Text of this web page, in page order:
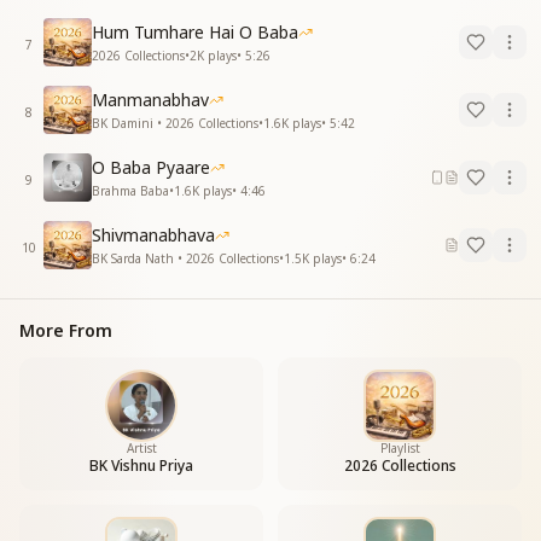
यही बहार है दुनिया को भूल जाने की,
प्रभु से मधुर-मधुर मिलन मनाने की।
7
Hum Tumhare Hai O Baba
2026 Collections•2K plays• 5:26
8
Manmanabhav
BK Damini • 2026 Collections•1.6K plays• 5:42
9
O Baba Pyaare
Brahma Baba•1.6K plays• 4:46
10
Shivmanabhava
BK Sarda Nath • 2026 Collections•1.5K plays• 6:24
More From
Artist
BK Vishnu Priya
Playlist
2026 Collections